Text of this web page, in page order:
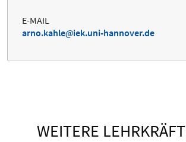
E-MAIL
arno.kahle
iek.uni-hannover.de
WEITERE